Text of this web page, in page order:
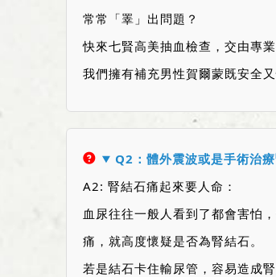
常常「睪」出問題？
快來七賢高美抽血檢查，交由專
我們擁有補充男性賀爾蒙既安全
Q2：體外震波或是手術治
A2: 腎結石痛起來要人命：
血尿往往一般人看到了都會害怕
痛，就高度懷疑是否為腎結石。
若是結石卡住輸尿管，容易造成